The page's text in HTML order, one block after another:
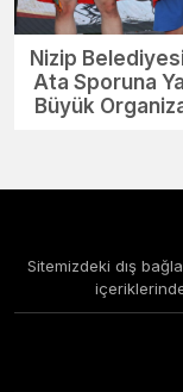
Nizip
Ata Sporuna
Büyük
Sitemizdeki dış